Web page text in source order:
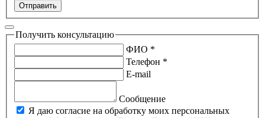
Отправить
Получить консультацию
ФИО *
Телефон *
E-mail
Сообщение
Я даю согласие на обработку моих персональных